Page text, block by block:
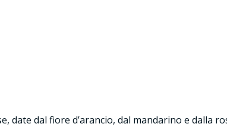
date dal fiore d’arancio, dal mandarino e dalla